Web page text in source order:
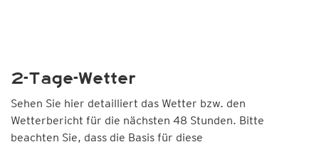
2-Tage-Wetter
Sehen Sie hier detailliert das Wetter bzw. den
Wetterbericht für die nächsten 48 Stunden. Bitte
beachten Sie, dass die Basis für diese